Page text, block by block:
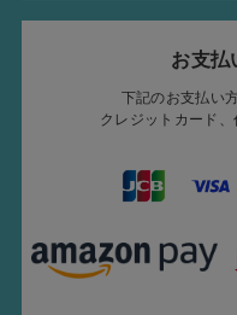
お支払
下記のお支払い
クレジットカード